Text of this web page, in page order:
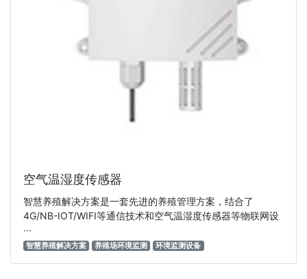
空气温湿度传感器
智慧养殖解决方案是一套先进的养殖管理方案，结合了
4G/NB-IOT/WIFI等通信技术和空气温湿度传感器等物联网设
···
智慧养殖解决方案 养殖场环境监测 环境监测设备